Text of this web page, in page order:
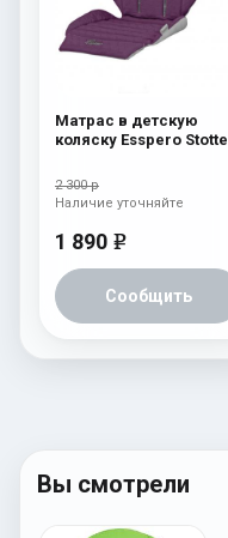
Матрас в детскую
коляску Esspero Stotte
2 300 р
1 890 e
Сообщить
Наличие уточняйте
Вы смотрели